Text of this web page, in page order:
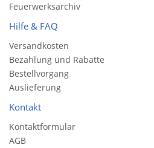
Feuerwerksarchiv
Hilfe & FAQ
Versandkosten
Bezahlung und Rabatte
Bestellvorgang
Auslieferung
Kontakt
Kontaktformular
AGB